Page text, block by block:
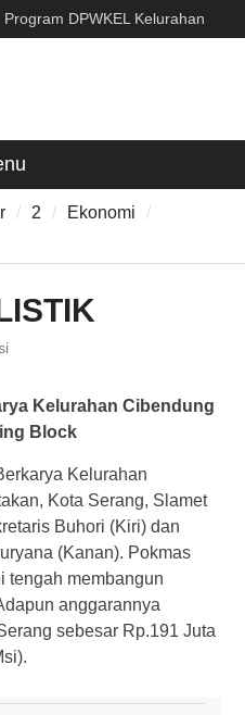
Program DPWKEL Kelurahan
Bagendung 2026 Capai 76
Antusias Periksa Kesehatan
2
Ekonomi
Kelurahan Cibendung
Block
Kelurahan
Kota Serang, Slamet
Buhori (Kiri) dan
(Kanan). Pokmas
tengah membangun
anggarannya
sebesar Rp.191 Juta